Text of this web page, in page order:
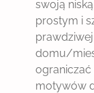
a
n
!
swoją
prostym i
domu/
motywów